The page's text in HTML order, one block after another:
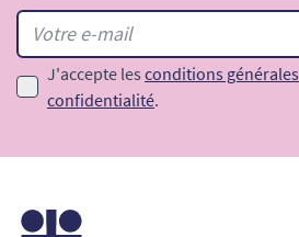
J'accepte les conditions générales
confidentialité.